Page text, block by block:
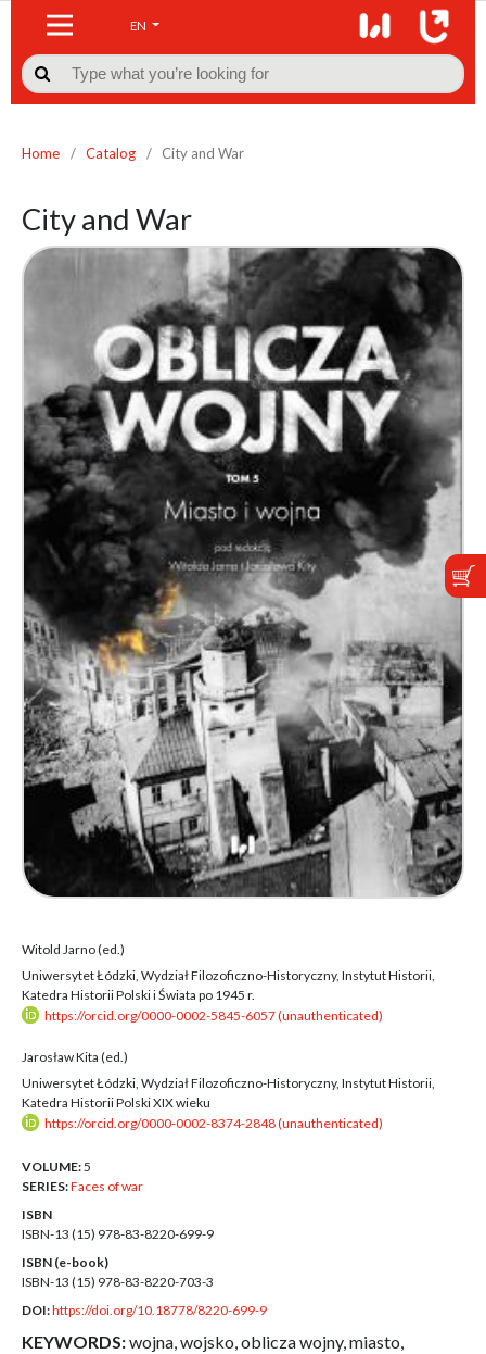
EN

Home / Catalog / City and War
City and War
Witold Jarno (ed.)
Uniwersytet Łódzki, Wydział Filozoficzno-Historyczny, Instytut Historii,
Katedra Historii Polski i Świata po 1945 r.
https://orcid.org/0000-0002-5845-6057 (unauthenticated)
Jarosław Kita (ed.)
Uniwersytet Łódzki, Wydział Filozoficzno-Historyczny, Instytut Historii,
Katedra Historii Polski XIX wieku
https://orcid.org/0000-0002-8374-2848 (unauthenticated)
VOLUME:5
SERIES:Faces of war
ISBN
ISBN-13 (15) 978-83-8220-699-9
ISBN (e-book)
ISBN-13 (15) 978-83-8220-703-3
DOI:https://doi.org/10.18778/8220-699-9
KEYWORDS:wojna, wojsko, oblicza wojny, miasto,